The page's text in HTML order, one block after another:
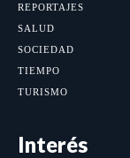
REPORTAJES
SALUD
SOCIEDAD
TIEMPO
TURISMO
Interés